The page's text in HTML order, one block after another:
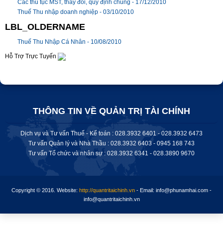
Các thủ tục MST, thay đổi, quy định chung - 17/12/2010
Thuế Thu nhập doanh nghiệp - 03/10/2010
LBL_OLDERNAME
Thuế Thu Nhập Cá Nhân - 10/08/2010
Hỗ Trợ Trực Tuyến
THÔNG TIN VỀ QUẢN TRỊ TÀI CHÍNH
Dịch vụ và Tư vấn Thuế - Kế toán : 028.3932 6401 - 028.3932 6473
Tư vấn Quản lý và Nhà Thầu : 028.3932 6403 - 0945 168 743
Tư vấn Tổ chức và nhân sự : 028.3932 6341 - 028.3890 9670
Copyright © 2016. Website: http://quantritaichinh.vn - Email: info@phunamhai.com -
info@quantritaichinh.vn